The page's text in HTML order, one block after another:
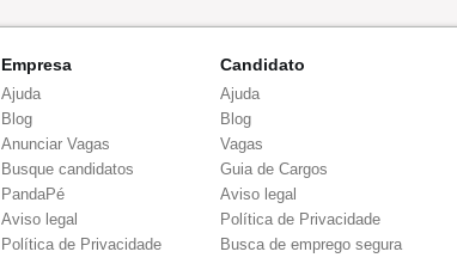
Empresa
Ajuda
Blog
Anunciar Vagas
Busque candidatos
PandaPé
Aviso legal
Política de Privacidade
Candidato
Ajuda
Blog
Vagas
Guia de Cargos
Aviso legal
Política de Privacidade
Busca de emprego segura